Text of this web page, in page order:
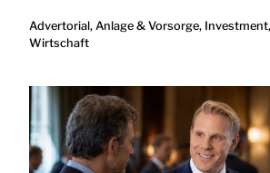
Advertorial, Anlage & Vorsorge, Investment,
Wirtschaft